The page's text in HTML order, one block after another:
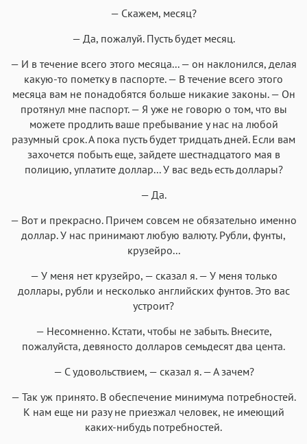
— Скажем, месяц?
— Да, пожалуй. Пусть будет месяц.
— И в течение всего этого месяца... — он наклонился, делая
какую-то пометку в паспорте. — В течение всего этого
месяца вам не понадобятся больше никакие законы. — Он
протянул мне паспорт. — Я уже не говорю о том, что вы
можете продлить ваше пребывание у нас на любой
разумный срок. А пока пусть будет тридцать дней. Если вам
захочется побыть еще, зайдете шестнадцатого мая в
полицию, уплатите доллар... У вас ведь есть доллары?
— Да.
— Вот и прекрасно. Причем совсем не обязательно именно
доллар. У нас принимают любую валюту. Рубли, фунты,
крузейро...
— У меня нет крузейро, — сказал я. — У меня только
доллары, рубли и несколько английских фунтов. Это вас
устроит?
— Несомненно. Кстати, чтобы не забыть. Внесите,
пожалуйста, девяносто долларов семьдесят два цента.
— С удовольствием, — сказал я. — А зачем?
— Так уж принято. В обеспечение минимума потребностей.
К нам еще ни разу не приезжал человек, не имеющий
каких-нибудь потребностей.